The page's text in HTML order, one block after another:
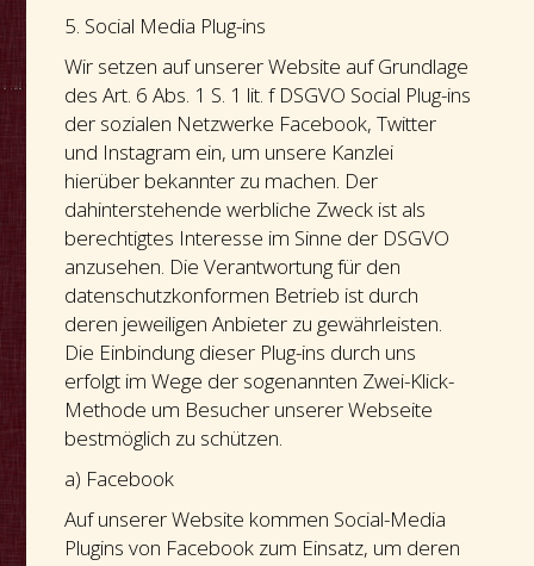
5. Social Media Plug-ins
Wir setzen auf unserer Website auf Grundlage
des Art. 6 Abs. 1 S. 1 lit. f DSGVO Social Plug-ins
der sozialen Netzwerke Facebook, Twitter
und Instagram ein, um unsere Kanzlei
hierüber bekannter zu machen. Der
dahinterstehende werbliche Zweck ist als
berechtigtes Interesse im Sinne der DSGVO
anzusehen. Die Verantwortung für den
datenschutzkonformen Betrieb ist durch
deren jeweiligen Anbieter zu gewährleisten.
Die Einbindung dieser Plug-ins durch uns
erfolgt im Wege der sogenannten Zwei-Klick-
Methode um Besucher unserer Webseite
bestmöglich zu schützen.
a) Facebook
Auf unserer Website kommen Social-Media
Plugins von Facebook zum Einsatz, um deren